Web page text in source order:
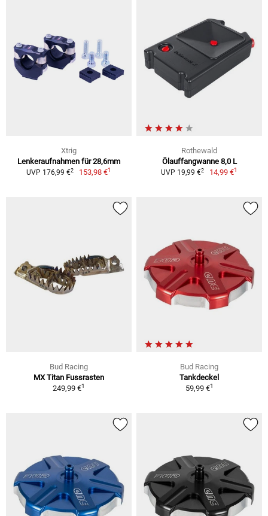
Xtrig
Lenkeraufnahmen für 28,6mm
UVP 176,99 €2 153,98 €1
Rothewald
Ölauffangwanne 8,0 L
UVP 19,99 €2 14,99 €1
Bud Racing
MX Titan Fussrasten
249,99 €1
Bud Racing
Tankdeckel
59,99 €1